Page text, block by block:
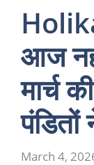
आज
मार्च
पंडितों
March 4,